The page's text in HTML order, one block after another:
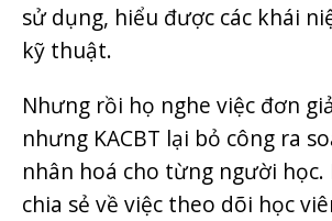
sử dụng, hiểu được các khái
kỹ thuật.
Nhưng rồi họ nghe việc đơn
nhưng KACBT lại bỏ công ra
nhân hoá cho từng người học.
chia sẻ về việc theo dõi học